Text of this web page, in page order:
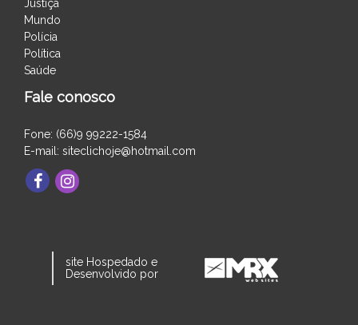
Justiça
Mundo
Polícia
Política
Saúde
Fale conosco
Fone: (66)9 99222-1584
E-mail: siteclichoje@hotmail.com
site Hospedado e
Desenvolvido por